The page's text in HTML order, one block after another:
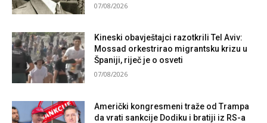
07/08/2026
Kineski obavještajci razotkrili Tel Aviv:
Mossad orkestrirao migrantsku krizu u
Španiji, riječ je o osveti
07/08/2026
Američki kongresmeni traže od Trampa
da vrati sankcije Dodiku i bratiji iz RS-a